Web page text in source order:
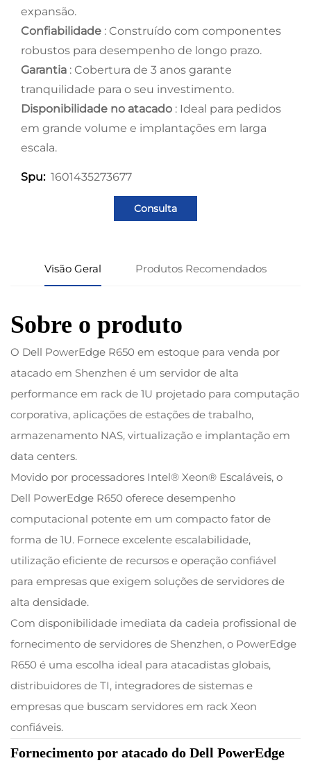
expansão.
Confiabilidade : Construído com componentes
robustos para desempenho de longo prazo.
Garantia : Cobertura de 3 anos garante
tranquilidade para o seu investimento.
Disponibilidade no atacado : Ideal para pedidos
em grande volume e implantações em larga
escala.
Spu: 1601435273677
Consulta
Visão Geral Produtos Recomendados
Sobre o produto
O Dell PowerEdge R650 em estoque para venda por
atacado em Shenzhen é um servidor de alta
performance em rack de 1U projetado para computação
corporativa, aplicações de estações de trabalho,
armazenamento NAS, virtualização e implantação em
data centers.
Movido por processadores Intel® Xeon® Escaláveis, o
Dell PowerEdge R650 oferece desempenho
computacional potente em um compacto fator de
forma de 1U. Fornece excelente escalabilidade,
utilização eficiente de recursos e operação confiável
para empresas que exigem soluções de servidores de
alta densidade.
Com disponibilidade imediata da cadeia profissional de
fornecimento de servidores de Shenzhen, o PowerEdge
R650 é uma escolha ideal para atacadistas globais,
distribuidores de TI, integradores de sistemas e
empresas que buscam servidores em rack Xeon
confiáveis.
Fornecimento por atacado do Dell PowerEdge